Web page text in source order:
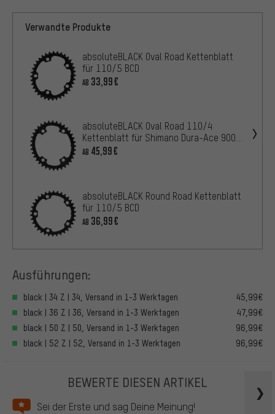
Verwandte Produkte
absoluteBLACK Oval Road Kettenblatt
für 110/5 BCD
AB 33,99€
absoluteBLACK Oval Road 110/4
Kettenblatt für Shimano Dura-Ace 9000
/ Ultegra 6800
AB 45,99€
absoluteBLACK Round Road Kettenblatt
für 110/5 BCD
AB 36,99€
Ausführungen:
black | 34 Z | 34, Versand in 1-3 Werktagen
45,99€
black | 36 Z | 36, Versand in 1-3 Werktagen
47,99€
black | 50 Z | 50, Versand in 1-3 Werktagen
96,99€
black | 52 Z | 52, Versand in 1-3 Werktagen
96,99€
BEWERTE DIESEN ARTIKEL
Sei der Erste und sag Deine Meinung!